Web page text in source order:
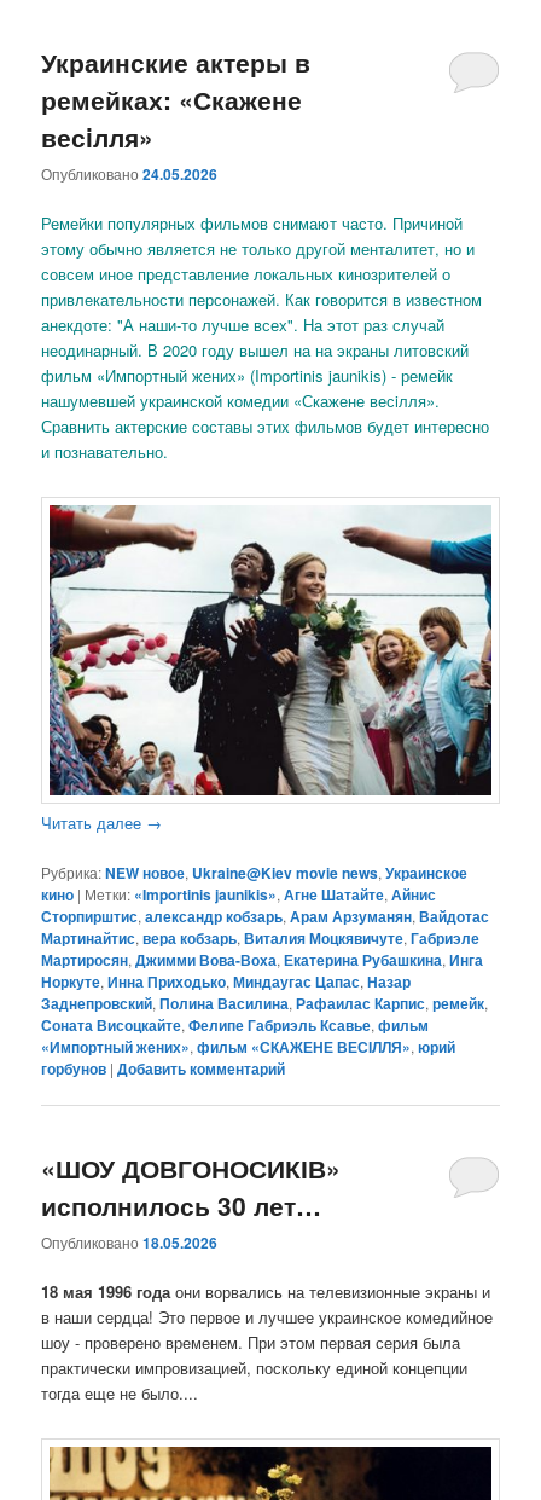
Украинские актеры в
ремейках: «Скажене
весiлля»
Опубликовано24.05.2026
Ремейки популярных фильмов снимают часто. Причиной
этому обычно является не только другой менталитет, но и
совсем иное представление локальных кинозрителей о
привлекательности персонажей. Как говорится в известном
анекдоте: "А наши-то лучше всех". На этот раз случай
неодинарный. В 2020 году вышел на на экраны литовский
фильм «Импортный жених» (Importinis jaunikis) - ремейк
нашумевшей украинской комедии «Скажене весiлля».
Сравнить актерские составы этих фильмов будет интересно
и познавательно.
Читать далее →
Рубрика:NEW новое, Ukraine@Kiev movie news,Украинское
кино | Метки: «Importinis jaunikis»,Агне Шатайте,Айнис
Сторпирштис,александр кобзарь,Арам Арзуманян,Вайдотас
Мартинайтис,вера кобзарь,Виталия Моцкявичуте,Габриэле
Мартиросян,Джимми Вова-Воха,Екатерина Рубашкина,Инга
Норкуте,Инна Приходько,Миндаугас Цапас,Назар
Заднепровский,Полина Василина,Рафаилас Карпис,ремейк,
Соната Висоцкайте,Фелипе Габриэль Ксавье,фильм
«Импортный жених»,фильм «СКАЖЕНЕ ВЕСІЛЛЯ»,юрий
горбунов |Добавить комментарий
«ШОУ ДОВГОНОСИКІВ»
исполнилось 30 лет…
Опубликовано18.05.2026
18 мая 1996 годаони ворвались на телевизионные экраны и
в наши сердца! Это первое и лучшее украинское комедийное
шоу - проверено временем. При этом первая серия была
практически импровизацией, поскольку единой концепции
тогда еще не было....